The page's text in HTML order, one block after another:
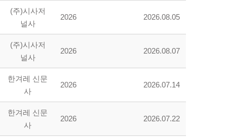
(주)시사저
널사
2026 2026.08.05
(주)시사저
널사
2026 2026.08.07
한겨레 신문
사
2026 2026.07.14
한겨레 신문
사
2026 2026.07.22